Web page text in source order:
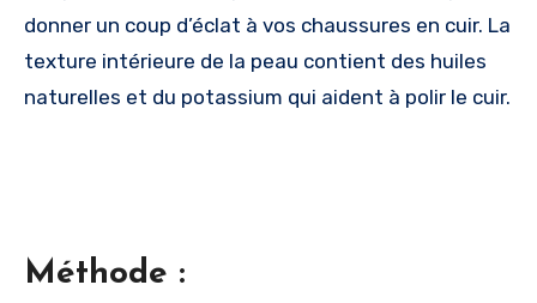
donner un coup d’éclat à vos chaussures en cuir. La
texture intérieure de la peau contient des huiles
naturelles et du potassium qui aident à polir le cuir.
Méthode :